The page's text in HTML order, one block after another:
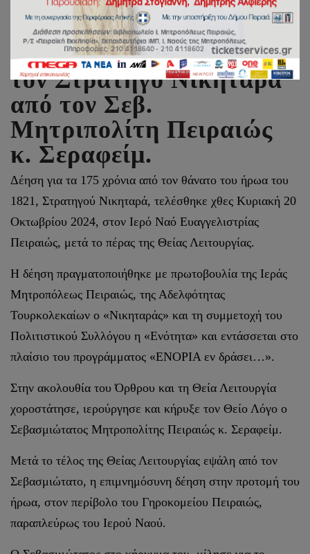
Επιμνημόσυνη δέηση για
τον Στρατηγό Νικηταρά
από τον Σεβ.
Μητριπολίτη Πειραιώς
κ. Σεραφείμ.
Δέηση για τα 175 χρόνια από τον θάνατο του ήρωα του
1821, Στρατηγού Νικηταρά, τελέσθηκε χθες Κυριακή 20
Οκτωβρίου 2024, στον Ιερό Ναό Ευαγγελιστρίας
Πειραιώς, μετά το πέρας της Θείας Λειτουργίας.
Η δέηση πραγματοποιήθηκε με πρωτοβουλία της Ιεράς
Μητροπόλεως Πειραιώς, της Αδελφότητας
Τουρκολεκαίων ο «Νικηταράς» και τη συμμετοχή του
Πολιτιστικού Συλλόγου η «Ενότητα» και εντάσσεται στο
πλαίσιο του προγράμματος «ΕΝΟΡΙΑ εν δράσει…».
Στην ακολουθία του Όρθρου και τη Θεία Λειτουργία
χοροστάτησε, ιερούργησε και κήρυξε τον Θείο Λόγο ο
Σεβασμιώτατος Μητροπολίτης Πειραιώς κ. Σεραφείμ.
Μετά το τέλος της Θείας Λειτουργίας εψάλη από τον
Σεβασμιώτατο, η επιμνημόσυνη δέηση στην προτομή του
ήρωα, στον περίβολο του Γηροκομείου Πειραιώς,
παραπλεύρως του Ιερού Ναού.